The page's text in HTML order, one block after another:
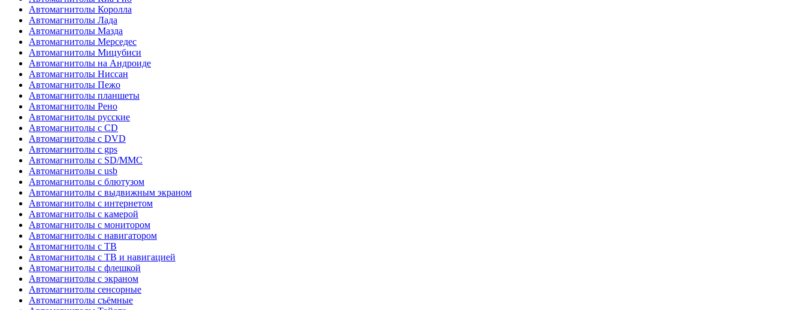
Автомагнитолы Королла
Автомагнитолы Лада
Автомагнитолы Мазда
Автомагнитолы Мерседес
Автомагнитолы Мицубиси
Автомагнитолы на Андроиде
Автомагнитолы Ниссан
Автомагнитолы Пежо
Автомагнитолы планшеты
Автомагнитолы Рено
Автомагнитолы русские
Автомагнитолы с CD
Автомагнитолы с DVD
Автомагнитолы с gps
Автомагнитолы с SD/MMC
Автомагнитолы с usb
Автомагнитолы с блютузом
Автомагнитолы с выдвижным экраном
Автомагнитолы с интернетом
Автомагнитолы с камерой
Автомагнитолы с монитором
Автомагнитолы с навигатором
Автомагнитолы с ТВ
Автомагнитолы с ТВ и навигацией
Автомагнитолы с флешкой
Автомагнитолы с экраном
Автомагнитолы сенсорные
Автомагнитолы съёмные